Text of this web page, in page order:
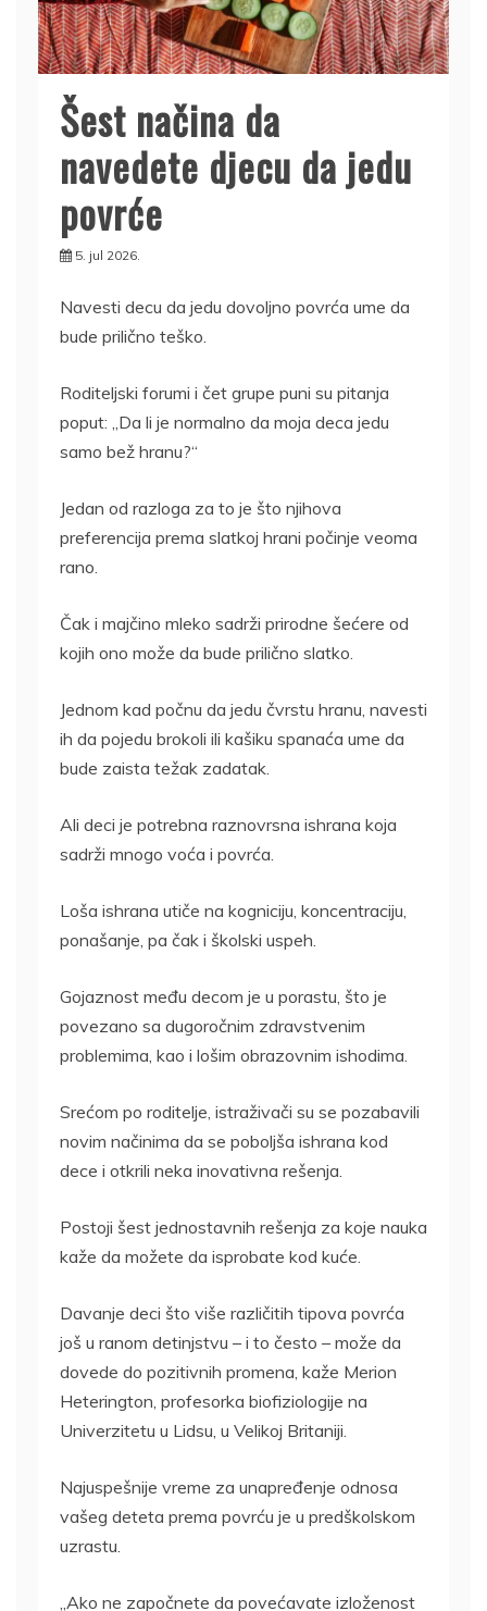
Šest načina da
navedete djecu da jedu
povrće
5. jul 2026.
Navesti decu da jedu dovoljno povrća ume da
bude prilično teško.
Roditeljski forumi i čet grupe puni su pitanja
poput: „Da li je normalno da moja deca jedu
samo bež hranu?“
Jedan od razloga za to je što njihova
preferencija prema slatkoj hrani počinje veoma
rano.
Čak i majčino mleko sadrži prirodne šećere od
kojih ono može da bude prilično slatko.
Jednom kad počnu da jedu čvrstu hranu, navesti
ih da pojedu brokoli ili kašiku spanaća ume da
bude zaista težak zadatak.
Ali deci je potrebna raznovrsna ishrana koja
sadrži mnogo voća i povrća.
Loša ishrana utiče na kogniciju, koncentraciju,
ponašanje, pa čak i školski uspeh.
Gojaznost među decom je u porastu, što je
povezano sa dugoročnim zdravstvenim
problemima, kao i lošim obrazovnim ishodima.
Srećom po roditelje, istraživači su se pozabavili
novim načinima da se poboljša ishrana kod
dece i otkrili neka inovativna rešenja.
Postoji šest jednostavnih rešenja za koje nauka
kaže da možete da isprobate kod kuće.
Davanje deci što više različitih tipova povrća
još u ranom detinjstvu – i to često – može da
dovede do pozitivnih promena, kaže Merion
Heterington, profesorka biofiziologije na
Univerzitetu u Lidsu, u Velikoj Britaniji.
Najuspešnije vreme za unapređenje odnosa
vašeg deteta prema povrću je u predškolskom
uzrastu.
„Ako ne započnete da povećavate izloženost